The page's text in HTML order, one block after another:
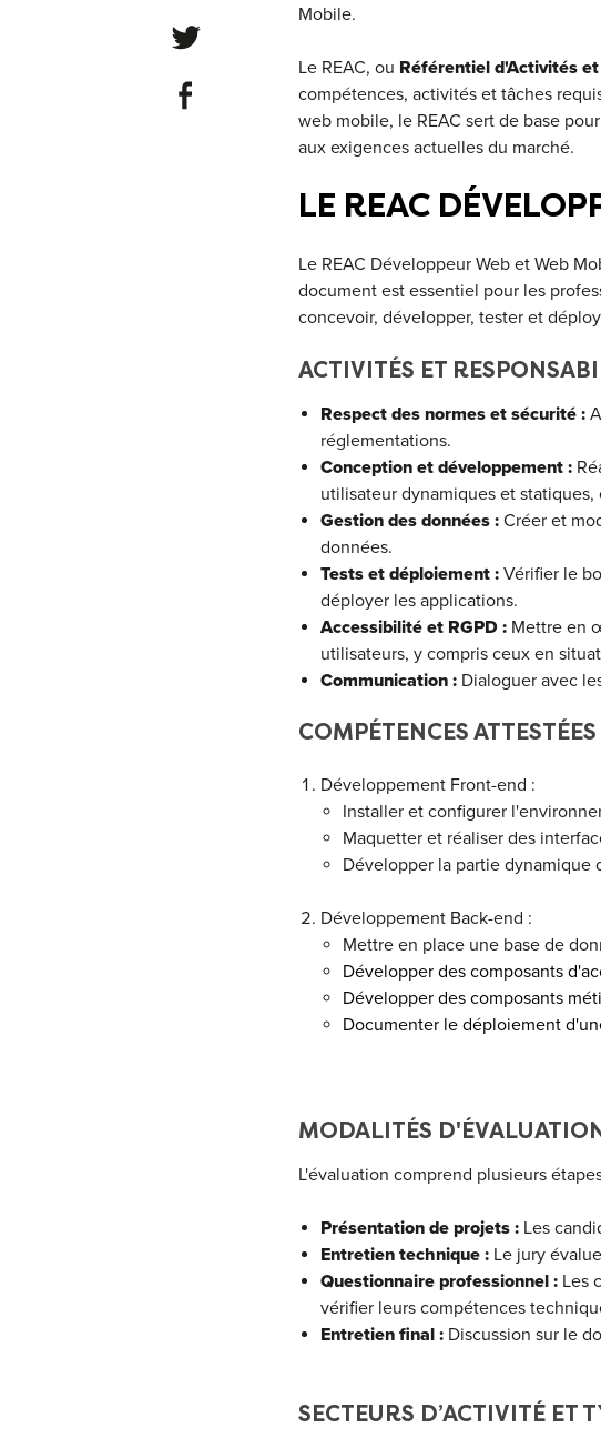
Share on Twitter
Share on Facebook
Mobile.
Le REAC, ou Référentiel d'Activités
compétences, activités et tâches
web mobile, le REAC sert de base
aux exigences actuelles du marché.
LE REAC
Le REAC Développeur Web et Web
document est essentiel pour les
concevoir, développer, tester et
ACTIVITÉS ET
Respect des normes et sécurité :
réglementations.
Conception et développement :
utilisateur dynamiques et
Gestion des données :Créer et
données.
Tests et déploiement :Vérifier le
déployer les applications.
Accessibilité et RGPD :Mettre en
utilisateurs, y compris ceux en
Communication :Dialoguer avec
COMPÉTENCES ATTESTÉES
Développement Front-end :
Installer et configurer
Maquetter et réaliser des
Développer la partie dynamique
Développement Back-end :
Mettre en place une base de
Développer des composants
Développer des composants
Documenter le déploiement
MODALITÉS D'ÉVALUATION
L'évaluation comprend plusieurs
Présentation de projets :Les
Entretien technique :Le jury
Questionnaire professionnel :Les
vérifier leurs compétences
Entretien final :Discussion sur le
SECTEURS D’ACTIVITÉ ET